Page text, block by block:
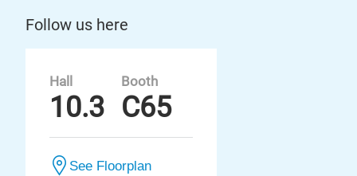
Follow us here
Hall
10.3
Booth
C65
See Floorplan